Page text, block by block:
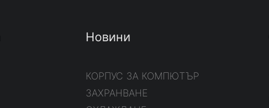
Новини
КОРПУС ЗА КОМПЮТЪР
ЗАХРАНВАНЕ